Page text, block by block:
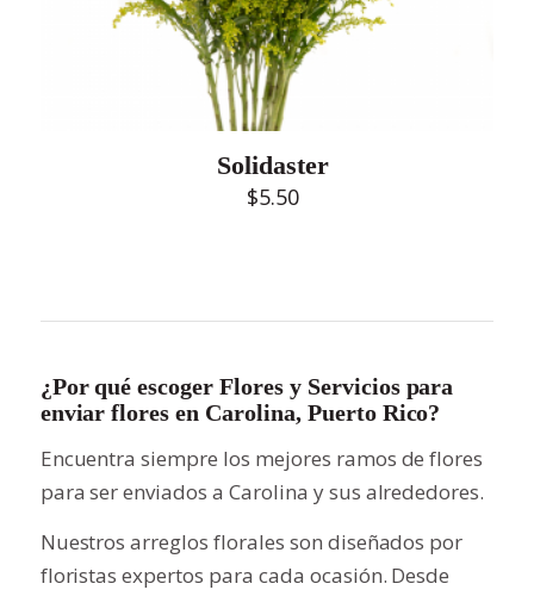
Solidaster
$5.50
¿Por qué escoger Flores y Servicios para
enviar flores en Carolina, Puerto Rico?
Encuentra siempre los mejores ramos de flores
para ser enviados a Carolina y sus alrededores.
Nuestros arreglos florales son diseñados por
floristas expertos para cada ocasión. Desde